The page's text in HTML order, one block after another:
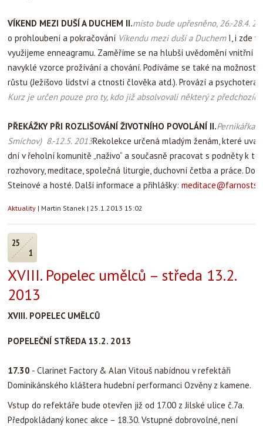
VÍKEND MEZI DUŠÍ A DUCHEM II.místo bude upřesněno, 26.-28.4.
o prohloubení a pokračování Víkendu mezi duší a DuchemI, i zde v
využijeme enneagramu. Zaměříme se na hlubší uvědomění vnitřní
navyklé vzorce prožívání a chování. Podíváme se také na
růstu (Ježíšovo lidství a ctnosti člověka atd.). Provází a
Kurz je určen pouze pro ty, kdo již absolvovali některý z
PŘEKÁŽKY PŘI ROZLIŠOVÁNÍ ŽIVOTNÍHO POVOLÁNÍ II.Pernikářka
Smíchov) 8.-12.5. 2013Rekolekce určená mladým ženám, které
dní v řeholní komunitě „naživo“ a současně pracovat s podněty k
rozhovory, meditace, společná liturgie, duchovní četba a práce.
Steinové a hosté. Další informace a přihlášky:
Aktuality | Martin Stanek | 25.1.2013 15:02
25
1
XVIII. Popelec umělců – středa 13.2.
2013
XVIII. POPELEC UMĚLCŮ
POPELEČNÍ STŘEDA 13.2. 2013
17.30 - Clarinet Factory & Alan Vitouš nabídnou v refektáři
Dominikánského kláštera hudební performanci Ozvěny z kamene.
Vstup do refektáře bude otevřen již od 17.00 z Jilské ulice č.7a.
Předpokládaný konec akce – 18.30. Vstupné dobrovolné, není